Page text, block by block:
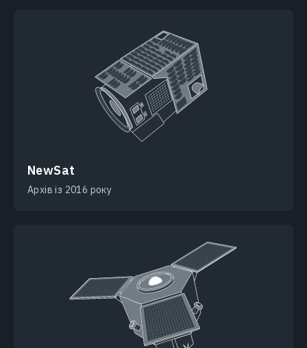
NewSat
Архів із 2016 року